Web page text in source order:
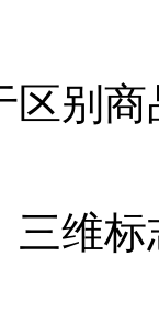
区别
三维